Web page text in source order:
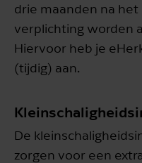
drie maanden na het
verplichting worden
Hiervoor heb je
(tijdig) aan.
De
zorgen voor een